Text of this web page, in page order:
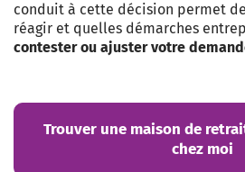
conduit à cette décision permet
réagir et quelles démarches
contester ou ajuster votre
Trouver une maison de
chez moi